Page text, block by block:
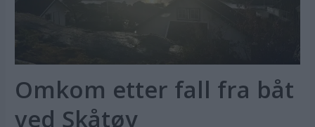
Omkom etter fall fra båt
ved Skåtøy